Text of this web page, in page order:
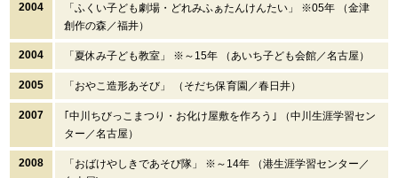
2004
「ふくい子ども劇場・どれみふぁたんけんたい」 ※05年 （金津
創作の森／福井）
2004 「夏休み子ども教室」 ※～15年 （あいち子ども会館／名古屋）
2005 「おやこ造形あそび」 （そだち保育園／春日井）
2007
｢中川ちびっこまつり・お化け屋敷を作ろう｣ （中川生涯学習セン
ター／名古屋）
2008
「おばけやしきであそび隊」 ※～14年 （港生涯学習センター／